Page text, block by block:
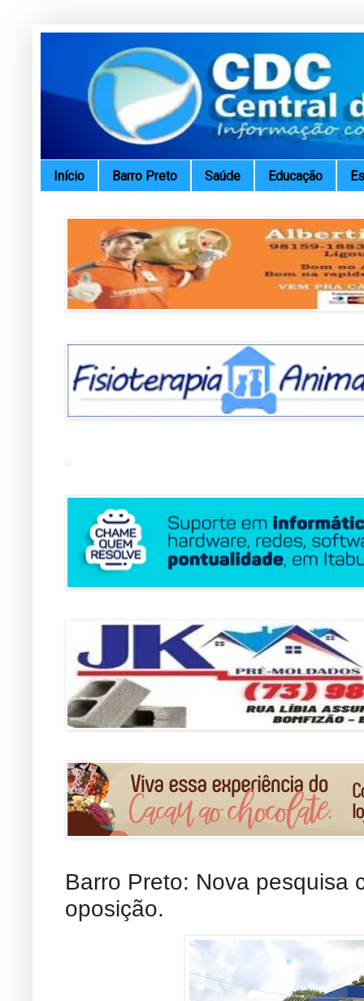
Início Barro Preto Saúde Educação
Barro Preto: Nova pesquisa
oposição.